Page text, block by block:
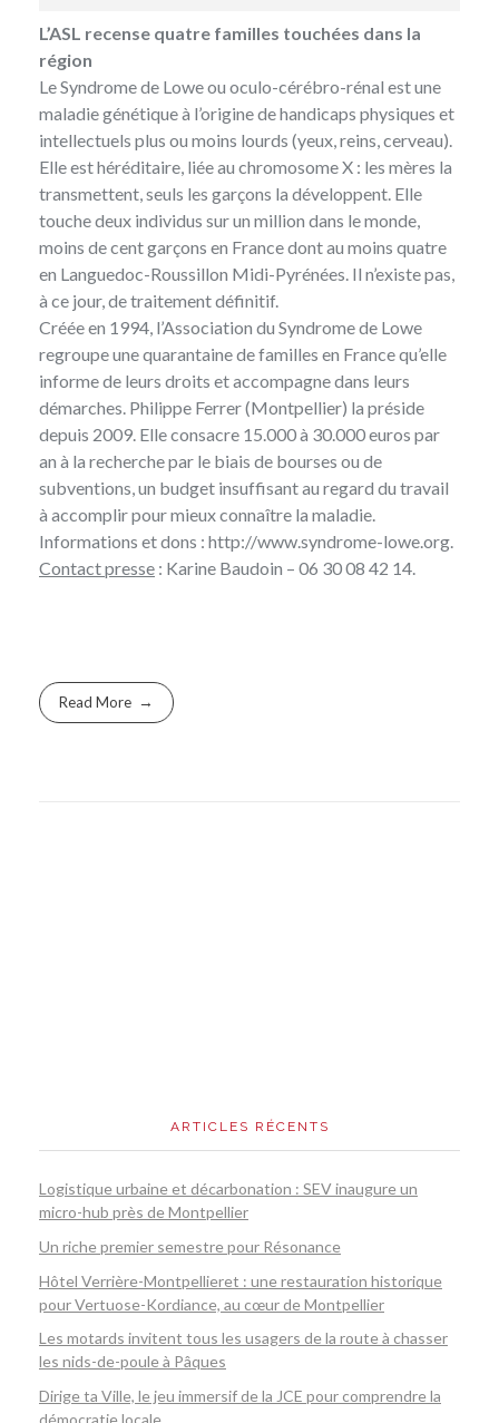
L’ASL recense quatre familles touchées dans la
région
Le Syndrome de Lowe ou oculo-cérébro-rénal est une
maladie génétique à l’origine de handicaps physiques et
intellectuels plus ou moins lourds (yeux, reins, cerveau).
Elle est héréditaire, liée au chromosome X : les mères la
transmettent, seuls les garçons la développent. Elle
touche deux individus sur un million dans le monde,
moins de cent garçons en France dont au moins quatre
en Languedoc-Roussillon Midi-Pyrénées. Il n’existe pas,
à ce jour, de traitement définitif.
Créée en 1994, l’Association du Syndrome de Lowe
regroupe une quarantaine de familles en France qu’elle
informe de leurs droits et accompagne dans leurs
démarches. Philippe Ferrer (Montpellier) la préside
depuis 2009. Elle consacre 15.000 à 30.000 euros par
an à la recherchepar le biais de bourses ou de
subventions, un budget insuffisant au regard du travail
à accomplir pour mieux connaître la maladie.
Informations et dons : http://www.syndrome-lowe.org.
Contact presse : Karine Baudoin – 06 30 08 42 14.
Read More
ARTICLES RÉCENTS
Logistique urbaine et décarbonation : SEV inaugure un
micro-hub près de Montpellier
Un riche premier semestre pour Résonance
Hôtel Verrière-Montpellieret : une restauration historique
pour Vertuose-Kordiance, au cœur de Montpellier
Les motards invitent tous les usagers de la route à chasser
les nids-de-poule à Pâques
Dirige ta Ville, le jeu immersif de la JCE pour comprendre la